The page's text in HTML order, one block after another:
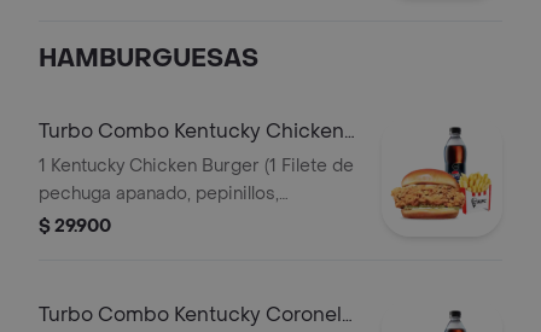
HAMBURGUESAS
Turbo Combo Kentucky Chicken
Burger
1 Kentucky Chicken Burger (1 Filete de
pechuga apanado, pepinillos,
mayonesa premium y mantequilla) + 1
$ 29.900
Turbo Combo Kentucky Coronel